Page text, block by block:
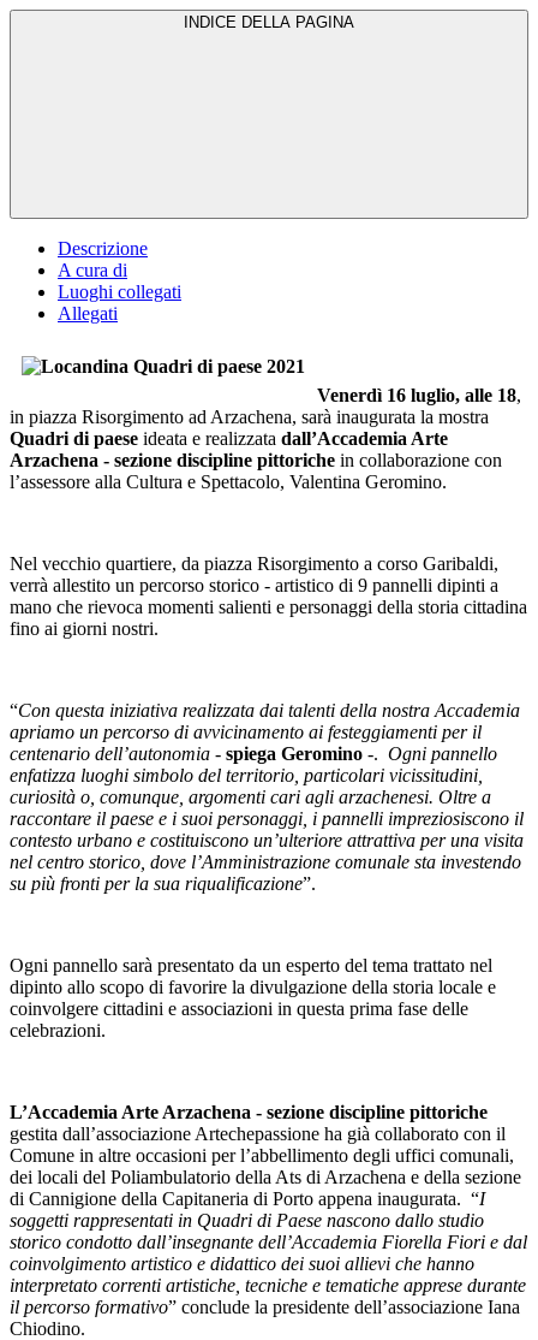
Descrizione
A cura di
Luoghi collegati
Allegati
Venerdì 16 luglio, alle 18,
in piazza Risorgimento ad Arzachena, sarà inaugurata la mostra
Quadri di paese ideata e realizzata dall’Accademia Arte
Arzachena - sezione discipline pittoriche in collaborazione con
l’assessore alla Cultura e Spettacolo, Valentina Geromino.
Nel vecchio quartiere, da piazza Risorgimento a corso Garibaldi,
verrà allestito un percorso storico - artistico di 9 pannelli dipinti a
mano che rievoca momenti salienti e personaggi della storia cittadina
fino ai giorni nostri.
“Con questa iniziativa realizzata dai talenti della nostra Accademia
apriamo un percorso di avvicinamento ai festeggiamenti per il
centenario dell’autonomia - spiega Geromino -. Ogni pannello
enfatizza luoghi simbolo del territorio, particolari vicissitudini,
curiosità o, comunque, argomenti cari agli arzachenesi. Oltre a
raccontare il paese e i suoi personaggi, i pannelli impreziosiscono il
contesto urbano e costituiscono un’ulteriore attrattiva per una visita
nel centro storico, dove l’Amministrazione comunale sta investendo
su più fronti per la sua riqualificazione”.
Ogni pannello sarà presentato da un esperto del tema trattato nel
dipinto allo scopo di favorire la divulgazione della storia locale e
coinvolgere cittadini e associazioni in questa prima fase delle
celebrazioni.
L’Accademia Arte Arzachena - sezione discipline pittoriche
gestita dall’associazione Artechepassione ha già collaborato con il
Comune in altre occasioni per l’abbellimento degli uffici comunali,
dei locali del Poliambulatorio della Ats di Arzachena e della sezione
di Cannigione della Capitaneria di Porto appena inaugurata. “I
soggetti rappresentati in Quadri di Paese nascono dallo studio
storico condotto dall’insegnante dell’Accademia Fiorella Fiori e dal
coinvolgimento artistico e didattico dei suoi allievi che hanno
interpretato correnti artistiche, tecniche e tematiche apprese durante
il percorso formativo” conclude la presidente dell’associazione Iana
Chiodino.